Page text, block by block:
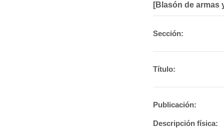
[Blasón de armas
Sección:
Título:
Publicación:
Descripción física: